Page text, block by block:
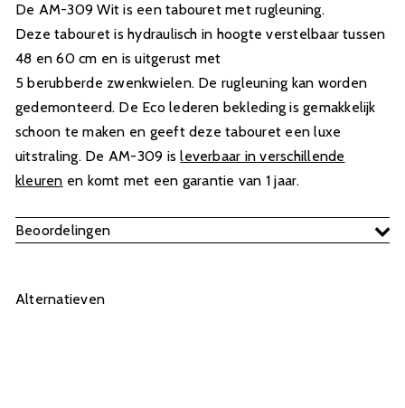
De AM-309 Wit is een tabouret met rugleuning.
Deze tabouret is hydraulisch in hoogte verstelbaar tussen
48 en 60 cm en is uitgerust met
5 berubberde zwenkwielen. De rugleuning kan worden
gedemonteerd. De Eco lederen bekleding is gemakkelijk
schoon te maken en geeft deze tabouret een luxe
uitstraling. De AM-309 isleverbaar in verschillende
kleuren en komt met een garantie van 1 jaar.
Beoordelingen
Alternatieven